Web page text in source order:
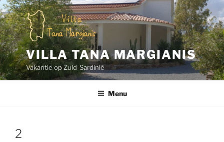
Naar
de
inhoud
springen
VILLA TANA MARGIANIS
Vakantie op Zuid-Sardinië
Menu
2